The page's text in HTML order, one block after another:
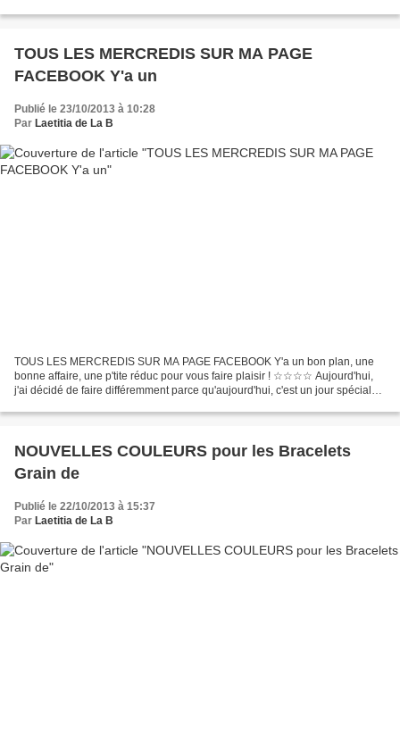
TOUS LES MERCREDIS SUR MA PAGE
FACEBOOK Y'a un
Publié le 23/10/2013 à 10:28
Par Laetitia de La B
TOUS LES MERCREDIS SUR MA PAGE FACEBOOK Y'a un bon plan, une
bonne affaire, une p'tite réduc pour vous faire plaisir ! ☆☆☆☆ Aujourd'hui,
j'ai décidé de faire différemment parce qu'aujourd'hui, c'est un jour spécial
NOUVELLES COULEURS pour les Bracelets
Grain de
Publié le 22/10/2013 à 15:37
Par Laetitia de La B